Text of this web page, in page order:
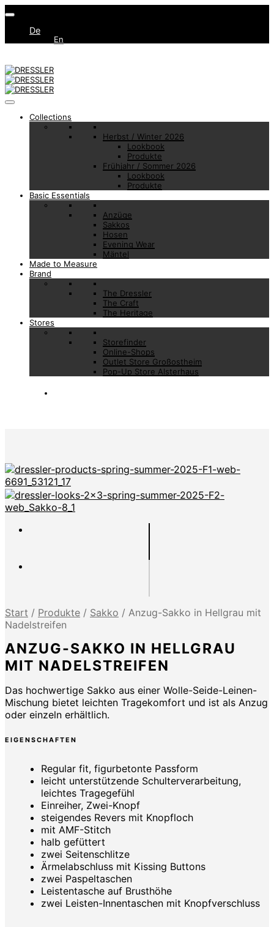
De
En
Collections
Herbst / Winter 2026
Lookbook
Produkte
Frühjahr / Sommer 2026
Lookbook
Produkte
Basic Essentials
Anzüge
Sakkos
Hosen
Evening Wear
Mäntel
Made to Measure
Brand
The Dressler
The Craft
The Heritage
Stores
Storefinder
Online-Shops
Outlet Store Großostheim
Pop-Up Store Alsterhaus
Start / Produkte / Sakko / Anzug-Sakko in Hellgrau mit
Nadelstreifen
ANZUG-SAKKO IN HELLGRAU
MIT NADELSTREIFEN
Das hochwertige Sakko aus einer Wolle-Seide-Leinen-
Mischung bietet leichten Tragekomfort und ist als Anzug
oder einzeln erhältlich.
EIGENSCHAFTEN
Regular fit, figurbetonte Passform
leicht unterstützende Schulterverarbeitung,
leichtes Tragegefühl
Einreiher, Zwei-Knopf
steigendes Revers mit Knopfloch
mit AMF-Stitch
halb gefüttert
zwei Seitenschlitze
Ärmelabschluss mit Kissing Buttons
zwei Paspeltaschen
Leistentasche auf Brusthöhe
zwei Leisten-Innentaschen mit Knopfverschluss